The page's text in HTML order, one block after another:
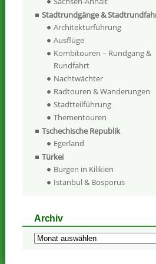
Stadtrundgänge &
Architekturführung
Ausflüge
Kombitouren – Rundgang &
Rundfahrt
Nachtwächter
Radtouren & Wanderungen
Stadtteilführung
Thementouren
Tschechische Republik
Egerland
Türkei
Burgen in Kilikien
Istanbul & Bosporus
Archiv
Archiv